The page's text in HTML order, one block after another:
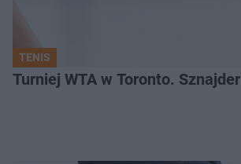
TENIS
Turniej WTA w Toronto.